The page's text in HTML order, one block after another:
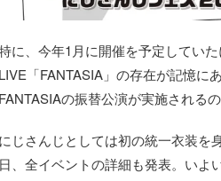
に、今年1月に開催を予定してい
LIVE「FANTASIA」の存在が記憶に
FANTASIAの振替公演が実施されるの
にじさんじとしては初の統一衣装を
日、全イベントの詳細も発表。いよ